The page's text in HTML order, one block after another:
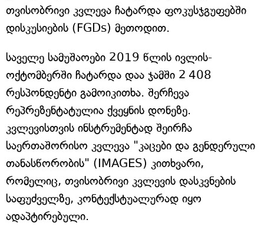
თვისობრივი კვლევა ჩატარდა ფოკუსჯგუფებში
დისკუსიების (FGDs) მეთოდით.
საველე სამუშაოები 2019 წლის ივლის-
ოქტომბერში ჩატარდა დაა ჯამში 2 408
რესპონდენტი გამოიკითხა. შერჩევა
რეპრეზენტატულია ქვეყნის დონეზე.
კვლევისთვის ინსტრუმენტად შეირჩა
საერთაშორისო კვლევა "კაცები და გენდერული
თანასწორობის" (IMAGES) კითხვარი,
რომელიც, თვისობრივი კვლევის დასკვნების
საფუძველზე, კონტექსტუალურად იყო
ადაპტირებული.